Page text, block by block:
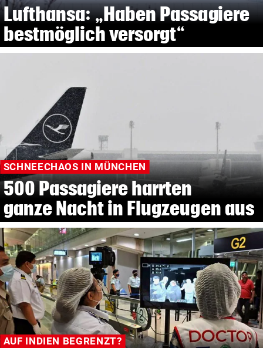
Lufthansa: „Haben Passagiere
bestmöglich versorgt“
SCHNEECHAOS IN MÜNCHEN
500 Passagiere harrten
ganze Nacht in Flugzeugen aus
AUF INDIEN BEGRENZT?